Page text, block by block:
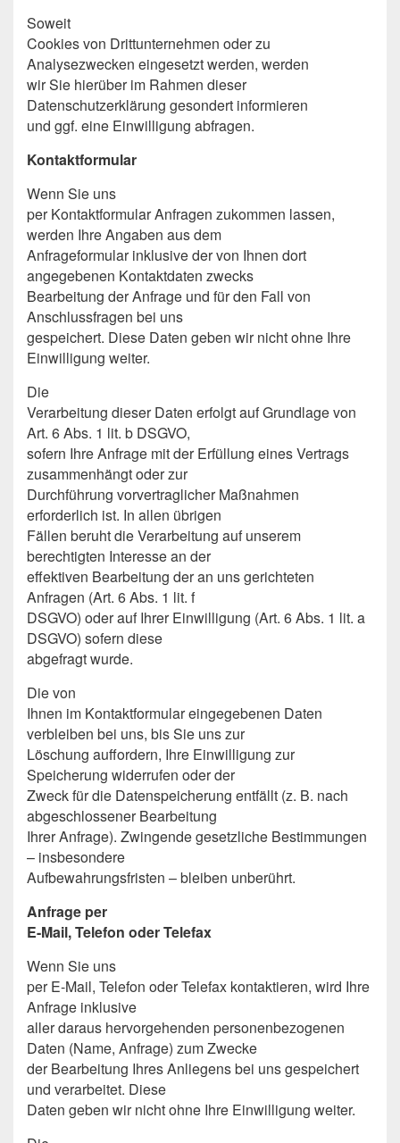
Soweit
Cookies von Drittunternehmen oder zu
Analysezwecken eingesetzt werden, werden
wir Sie hierüber im Rahmen dieser
Datenschutzerklärung gesondert informieren
und ggf. eine Einwilligung abfragen.
Kontaktformular
Wenn Sie uns
per Kontaktformular Anfragen zukommen lassen,
werden Ihre Angaben aus dem
Anfrageformular inklusive der von Ihnen dort
angegebenen Kontaktdaten zwecks
Bearbeitung der Anfrage und für den Fall von
Anschlussfragen bei uns
gespeichert. Diese Daten geben wir nicht ohne Ihre
Einwilligung weiter.
Die
Verarbeitung dieser Daten erfolgt auf Grundlage von
Art. 6 Abs. 1 lit. b DSGVO,
sofern Ihre Anfrage mit der Erfüllung eines Vertrags
zusammenhängt oder zur
Durchführung vorvertraglicher Maßnahmen
erforderlich ist. In allen übrigen
Fällen beruht die Verarbeitung auf unserem
berechtigten Interesse an der
effektiven Bearbeitung der an uns gerichteten
Anfragen (Art. 6 Abs. 1 lit. f
DSGVO) oder auf Ihrer Einwilligung (Art. 6 Abs. 1 lit. a
DSGVO) sofern diese
abgefragt wurde.
Die von
Ihnen im Kontaktformular eingegebenen Daten
verbleiben bei uns, bis Sie uns zur
Löschung auffordern, Ihre Einwilligung zur
Speicherung widerrufen oder der
Zweck für die Datenspeicherung entfällt (z. B. nach
abgeschlossener Bearbeitung
Ihrer Anfrage). Zwingende gesetzliche Bestimmungen
– insbesondere
Aufbewahrungsfristen – bleiben unberührt.
Anfrage per
E-Mail, Telefon oder Telefax
Wenn Sie uns
per E-Mail, Telefon oder Telefax kontaktieren, wird Ihre
Anfrage inklusive
aller daraus hervorgehenden personenbezogenen
Daten (Name, Anfrage) zum Zwecke
der Bearbeitung Ihres Anliegens bei uns gespeichert
und verarbeitet. Diese
Daten geben wir nicht ohne Ihre Einwilligung weiter.